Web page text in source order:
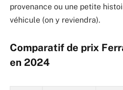
provenance ou une petite
véhicule (on y reviendra).
Comparatif de prix
en 2024